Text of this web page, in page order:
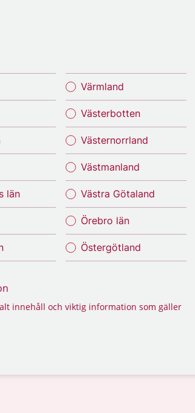
län
Värmland
Västerbotten
Västernorrland
Västmanland
Västra Götaland
Örebro län
Östergötland
innehåll och viktig information som gäller